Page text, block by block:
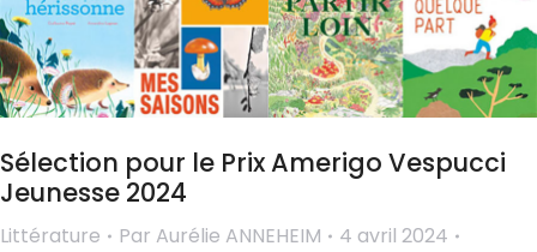
Sélection pour le Prix Amerigo Vespucci
Jeunesse 2024
Littérature Par Aurélie ANNEHEIM
4 avril 2024